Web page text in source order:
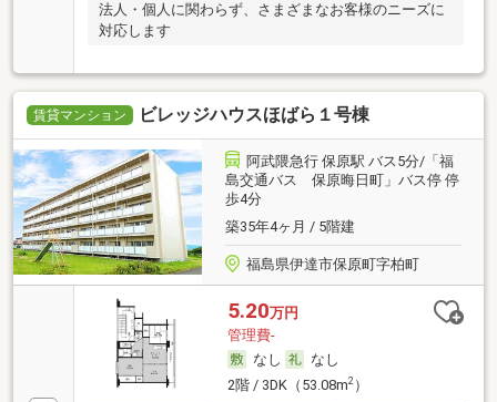
法人・個人に関わらず、さまざまなお客様のニーズに
対応します
賃貸マンション ビレッジハウスほばら１号棟
阿武隈急行 保原駅 バス5分/「福
島交通バス 保原晦日町」バス停 停
歩4分
築35年4ヶ月 / 5階建
福島県伊達市保原町字柏町
5.20万円
管理費-
なし
なし
2階 / 3DK（53.08m2）